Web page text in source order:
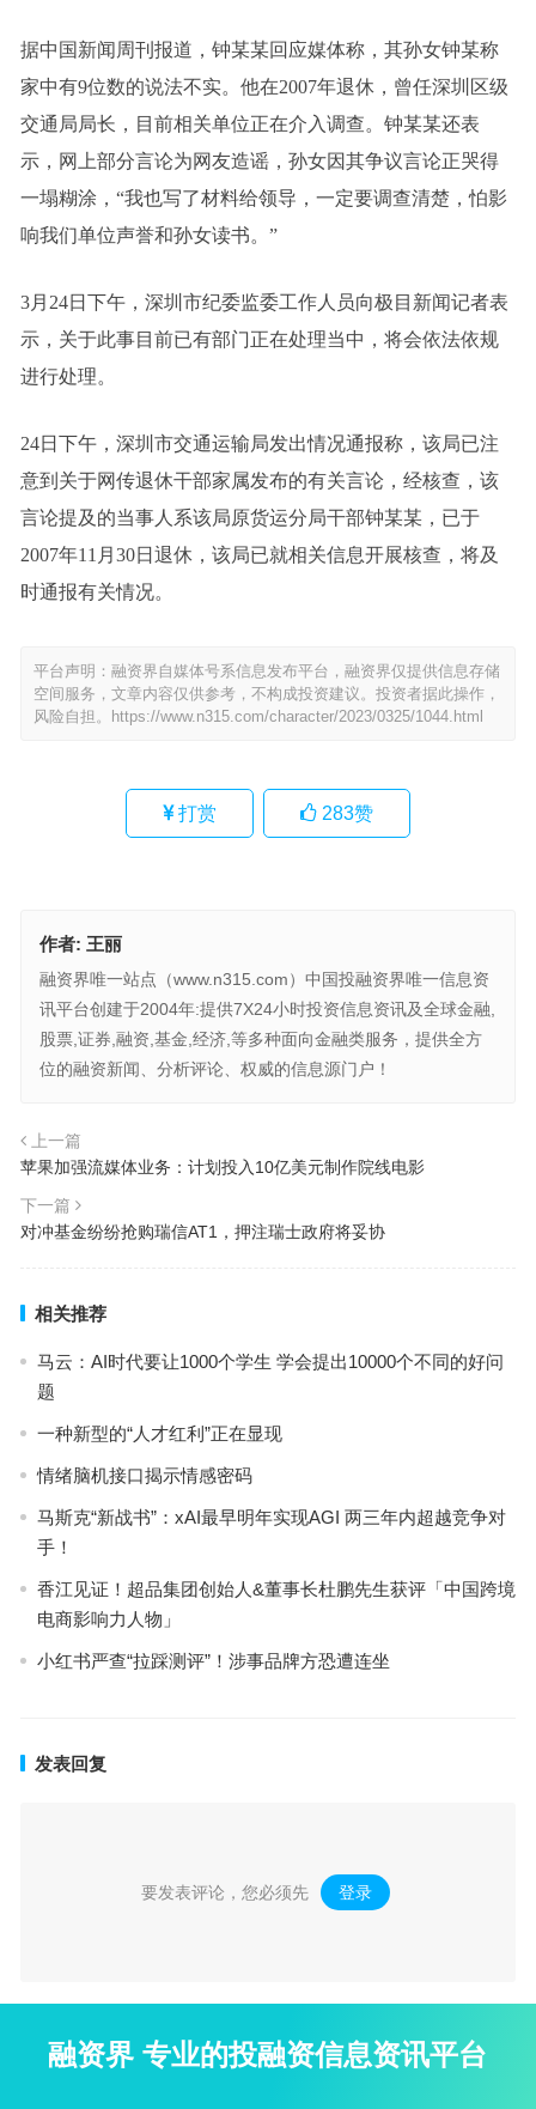
据中国新闻周刊报道，钟某某回应媒体称，其孙女钟某称
家中有9位数的说法不实。他在2007年退休，曾任深圳区级
交通局局长，目前相关单位正在介入调查。钟某某还表
示，网上部分言论为网友造谣，孙女因其争议言论正哭得
一塌糊涂，“我也写了材料给领导，一定要调查清楚，怕影
响我们单位声誉和孙女读书。”
3月24日下午，深圳市纪委监委工作人员向极目新闻记者表
示，关于此事目前已有部门正在处理当中，将会依法依规
进行处理。
24日下午，深圳市交通运输局发出情况通报称，该局已注
意到关于网传退休干部家属发布的有关言论，经核查，该
言论提及的当事人系该局原货运分局干部钟某某，已于
2007年11月30日退休，该局已就相关信息开展核查，将及
时通报有关情况。
平台声明：融资界自媒体号系信息发布平台，融资界仅提供信息存储
空间服务，文章内容仅供参考，不构成投资建议。投资者据此操作，
风险自担。
https://www.n315.com/character/2023/0325/1044.html
打赏 283赞
作者: 王丽
融资界唯一站点（www.n315.com）中国投融资界唯一信息资
讯平台创建于2004年:提供7X24小时投资信息资讯及全球金融,
股票,证券,融资,基金,经济,等多种面向金融类服务，提供全方
位的融资新闻、分析评论、权威的信息源门户！
上一篇
苹果加强流媒体业务：计划投入10亿美元制作院线电影
下一篇
对冲基金纷纷抢购瑞信AT1，押注瑞士政府将妥协
相关推荐
马云：AI时代要让1000个学生 学会提出10000个不同的好问
题
一种新型的“人才红利”正在显现
情绪脑机接口揭示情感密码
马斯克“新战书”：xAI最早明年实现AGI 两三年内超越竞争对
手！
香江见证！超品集团创始人&董事长杜鹏先生获评「中国跨境
电商影响力人物」
小红书严查“拉踩测评”！涉事品牌方恐遭连坐
发表回复
要发表评论，您必须先 登录 。
融资界 专业的投融资信息资讯平台